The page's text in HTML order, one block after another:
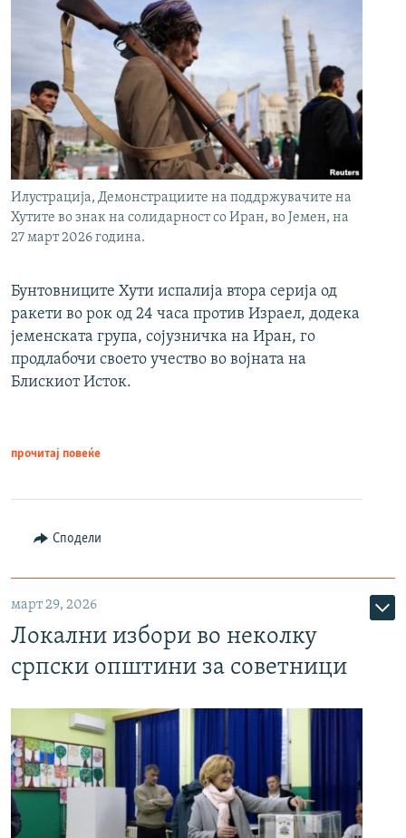
Илустрација, Демонстрациите на поддржувачите на
Хутите во знак на солидарност со Иран, во Јемен, на
27 март 2026 година.
Бунтовниците Хути испалија втора серија од
ракети во рок од 24 часа против Израел, додека
јеменската група, сојузничка на Иран, го
продлабочи своето учество во војната на
Блискиот Исток.
прочитај повеќе
Сподели
март 29, 2026
Локални избори во неколку
српски општини за советници